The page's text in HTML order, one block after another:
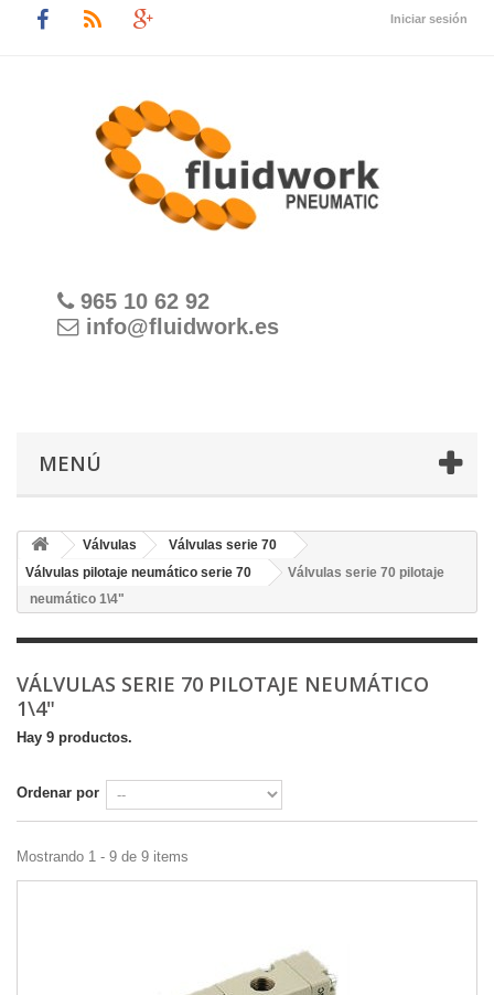
Iniciar sesión
965 10 62 92
info@fluidwork.es
MENÚ
Válvulas
Válvulas serie 70
Válvulas pilotaje neumático serie 70
Válvulas serie 70 pilotaje
neumático 1\4"
VÁLVULAS SERIE 70 PILOTAJE NEUMÁTICO
1\4"
Hay 9 productos.
Ordenar por
Mostrando 1 - 9 de 9 items